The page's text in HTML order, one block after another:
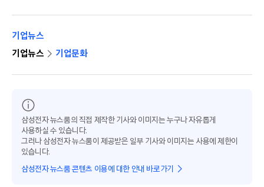
기업뉴스
기업뉴스
기업문화
삼성전자 뉴스룸의 직접 제작한 기사와 이미지는 누구나 자유롭게
사용하실 수 있습니다.
그러나 삼성전자 뉴스룸이 제공받은 일부 기사와 이미지는 사용에 제한이
있습니다.
삼성전자 뉴스룸 콘텐츠 이용에 대한 안내 바로가기